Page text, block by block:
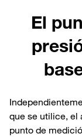
El
que se utilice, el
punto de